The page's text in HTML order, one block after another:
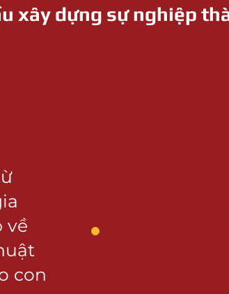
xây dựng sự nghiệp
về
con